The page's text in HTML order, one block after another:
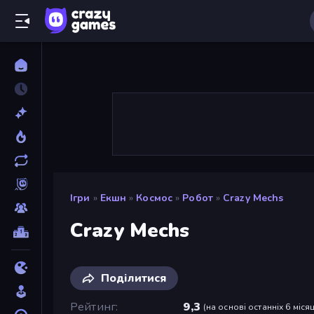
Ігри » Екшн » Космос » Робот » Crazy Mechs
Crazy Mechs
Поділитися
Рейтинг
9,3 (на основі останніх 6